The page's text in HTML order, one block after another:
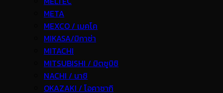
META
MEXCO / เมคโค
MIKASA/มิกาซ่า
MITACHI
MITSUBISHI / มิตซูบิชิ
NACHI / นาชิ
OKAZAKI / โอคาซากิ